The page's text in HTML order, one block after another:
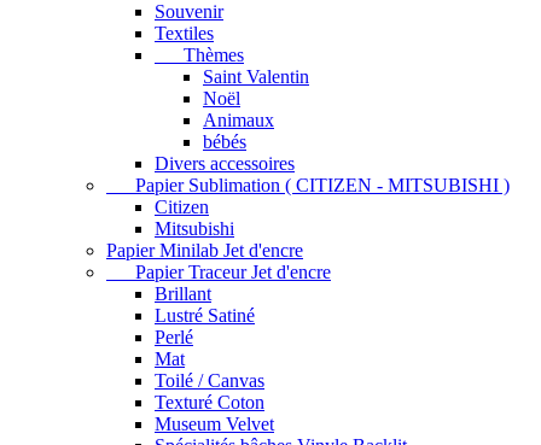
Souvenir
Textiles
Thèmes
Saint Valentin
Noël
Animaux
bébés
Divers accessoires
Papier Sublimation ( CITIZEN - MITSUBISHI )
Citizen
Mitsubishi
Papier Minilab Jet d'encre
Papier Traceur Jet d'encre
Brillant
Lustré Satiné
Perlé
Mat
Toilé / Canvas
Texturé Coton
Museum Velvet